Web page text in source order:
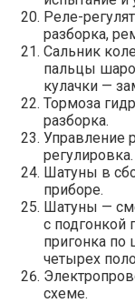
Реле-
разборка,
Сальник
пальцы
кулачки —
Тормоза
разборка.
Управление
регулировка.
Шатуны в
приборе.
Шатуны —
с подгонкой
пригонка по
четырех
схеме.